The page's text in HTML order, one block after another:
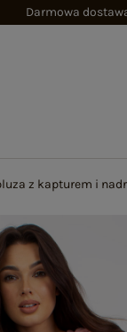
Darmowa
z kapturem i